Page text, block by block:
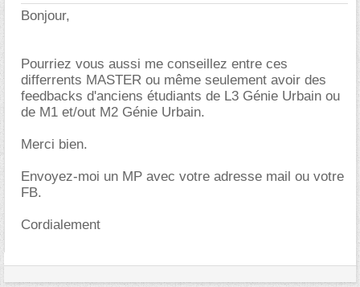
Bonjour,
Pourriez vous aussi me conseillez entre ces
differrents MASTER ou même seulement avoir des
feedbacks d'anciens étudiants de L3 Génie Urbain ou
de M1 et/out M2 Génie Urbain.
Merci bien.
Envoyez-moi un MP avec votre adresse mail ou votre
FB.
Cordialement